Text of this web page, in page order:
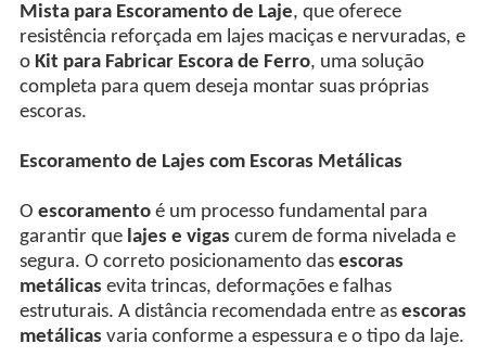
Mista para Escoramento de Laje, que oferece
resistência reforçada em lajes maciças e nervuradas, e
o Kit para Fabricar Escora de Ferro, uma solução
completa para quem deseja montar suas próprias
escoras.
Escoramento de Lajes com Escoras Metálicas
O escoramentoé um processo fundamental para
garantir que lajes e vigas curem de forma nivelada e
segura. O correto posicionamento das escoras
metálicas evita trincas, deformações e falhas
estruturais. A distância recomendada entre as escoras
metálicas varia conforme a espessura e o tipo da laje.